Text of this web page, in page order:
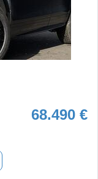
68.490 €